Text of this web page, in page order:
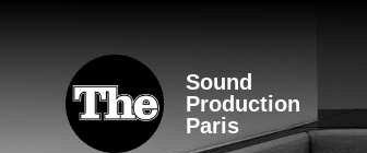
Sound
Production
Paris